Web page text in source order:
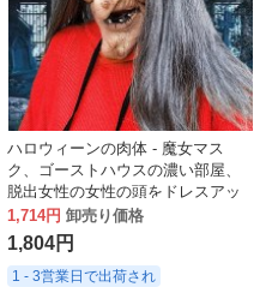
ハロウィーンの肉体 - 魔女マス
ク、ゴーストハウスの濃い部屋、
脱出女性の女性の頭をドレスアッ
プし、小道具を演奏しました
1,714円 卸売り価格
1,804円
1 - 3営業日で出荷され